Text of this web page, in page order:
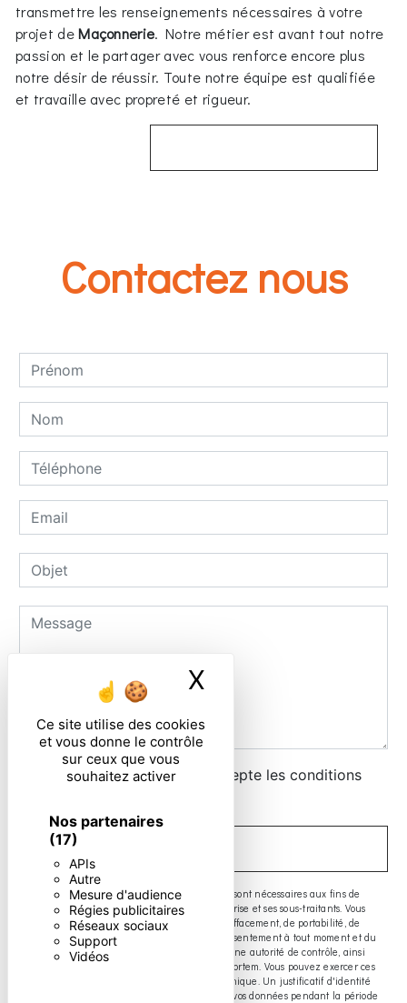
Ce site utilise des cookies
et vous donne le contrôle
sur ceux que vous
souhaitez activer
Nos partenaires
(17)
APIs
Autre
Mesure d'audience
Régies publicitaires
Réseaux sociaux
Support
Vidéos
X
transmettre les renseignements nécessaires à votre
projet deMaçonnerie. Notre métier est avant tout notre
passion et le partager avec vous renforce encore plus
notre désir de réussir. Toute notre équipe est qualifiée
et travaille avec propreté et rigueur.
Contactez nous
En cochant cette case, j'accepte les conditions
** Les données personnelles communiquées sont nécessaires aux fins de
vous contacter. Elles sont destinées à l'entreprise et ses sous-traitants. Vous
disposez de droits d’accès, de rectification, d’effacement, de portabilité, de
limitation, d’opposition, de retrait de votre consentement à tout moment et du
droit d’introduire une réclamation auprès d’une autorité de contrôle, ainsi
que d’organiser le sort de vos données post-mortem. Vous pouvez exercer ces
droits par voie postale ou par courrier électronique. Un justificatif d'identité
pourra vous être demandé. Nous conservons vos données pendant la période